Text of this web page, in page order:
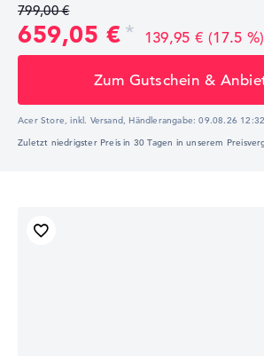
799,00 €
659,05 € 139,95 € (17.5
Zum Gutschein &
Acer Store, inkl. Versand, Händlerangabe:09.08.26 12:32
Zuletzt niedrigster Preis in 30 Tagen in unserem